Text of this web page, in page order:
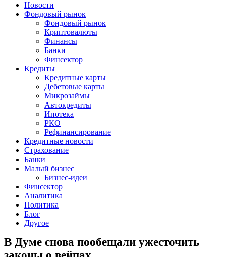
Новости
Фондовый рынок
Фондовый рынок
Криптовалюты
Финансы
Банки
Финсектор
Кредиты
Кредитные карты
Дебетовые карты
Микрозаймы
Автокредиты
Ипотека
РКО
Рефинансирование
Кредитные новости
Страхование
Банки
Малый бизнес
Бизнес-идеи
Финсектор
Аналитика
Политика
Блог
Другое
В Думе снова пообещали ужесточить